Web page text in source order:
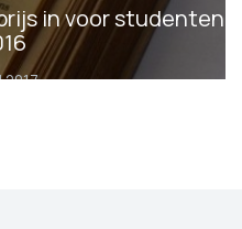
in voor studenten
2017